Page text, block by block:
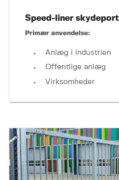
Speed-liner skydeport
Primær anvendelse:
Anlæg i industrien
Offentlige anlæg
Virksomheder